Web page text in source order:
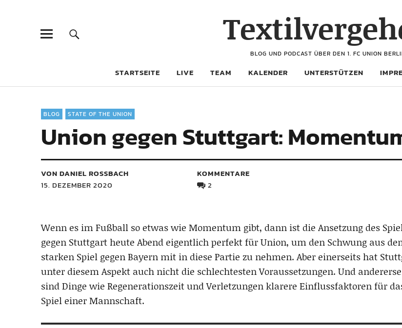
BLOG UND PODCAST ÜBER DEN 1. FC UNION
STARTSEITE LIVE TEAM KALENDER UNTERSTÜTZEN
BLOG STATE OF THE UNION
Union gegen Stuttgart:
VON DANIEL ROSSBACH
15. DEZEMBER 2020
KOMMENTARE
2
Wenn es im Fußball so etwas wie Momentum gibt, dann ist die Ansetzung des
gegen Stuttgart heute Abend eigentlich perfekt für Union, um den Schwung aus
starken Spiel gegen Bayern mit in diese Partie zu nehmen. Aber einerseits hat
unter diesem Aspekt auch nicht die schlechtesten Voraussetzungen. Und
sind Dinge wie Regenerationszeit und Verletzungen klarere Einflussfaktoren für
Spiel einer Mannschaft.